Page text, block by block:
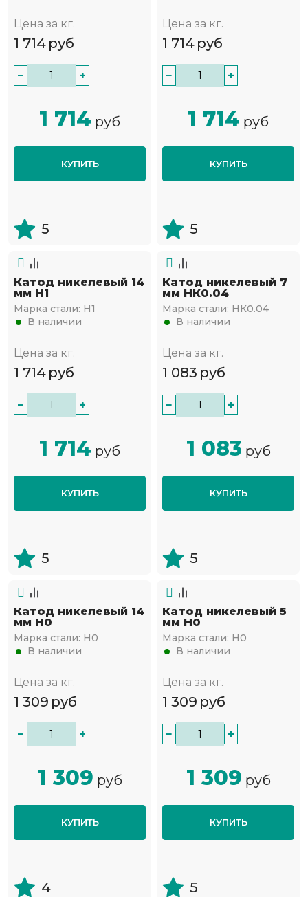
Цена за кг.
1 714 руб
− +
1 714 руб
КУПИТЬ
5
Цена за кг.
1 714 руб
− +
1 714 руб
КУПИТЬ
5
Катод никелевый 14
мм Н1
Марка стали: Н1
В наличии
Цена за кг.
1 714 руб
− +
1 714 руб
КУПИТЬ
5
Катод никелевый 7
мм НК0.04
Марка стали: НК0.04
В наличии
Цена за кг.
1 083 руб
− +
1 083 руб
КУПИТЬ
5
Катод никелевый 14
мм Н0
Марка стали: Н0
В наличии
Цена за кг.
1 309 руб
− +
1 309 руб
КУПИТЬ
4
Катод никелевый 5
мм Н0
Марка стали: Н0
В наличии
Цена за кг.
1 309 руб
− +
1 309 руб
КУПИТЬ
5